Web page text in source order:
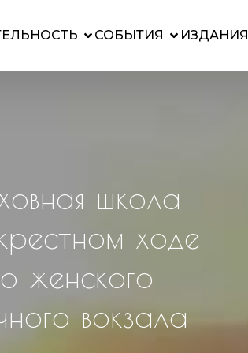
СОБЫТИЯ ИЗДАНИЯ
школа
ходе
женского
вокзала